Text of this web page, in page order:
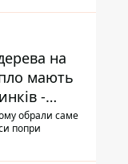
на
мають
-
обрали саме
попри